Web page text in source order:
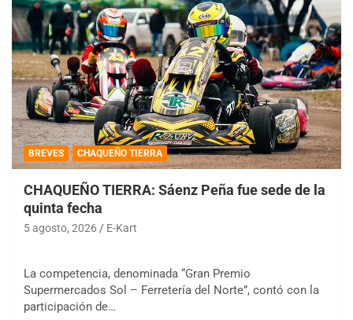
BREVES CHAQUEÑO TIERRA
CHAQUEÑO TIERRA: Sáenz Peña fue sede de la
quinta fecha
5 agosto, 2026 E-Kart
La competencia, denominada “Gran Premio
Supermercados Sol – Ferretería del Norte”, contó con la
participación de…